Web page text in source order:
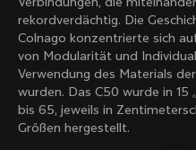
Entdecke die neuesten
Colnago Familie mit
Newsletter
rekordverdächtig. Die
Colnago konzentrierte sich
von Modularität und
Verwendung des Materials
wurden. Das C50 wurde in 15
bis 65, jeweils in
Größen hergestellt.